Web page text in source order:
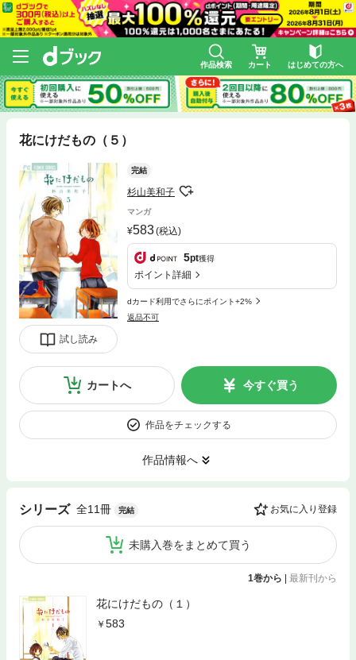
作品検索 カート はじめての方へ
花にけだもの（５）
試し読み
完結
杉山美和子
マンガ
583(税込)
5pt獲得
ポイント詳細
dカード利用でさらにポイント+2%
返品不可
カートへ 今すぐ買う
作品をチェックする
作品情報へ
シリーズ 全11冊 完結 お気に入り登録
未購入巻をまとめて買う
1巻から 最新刊から
花にけだもの（１）
583